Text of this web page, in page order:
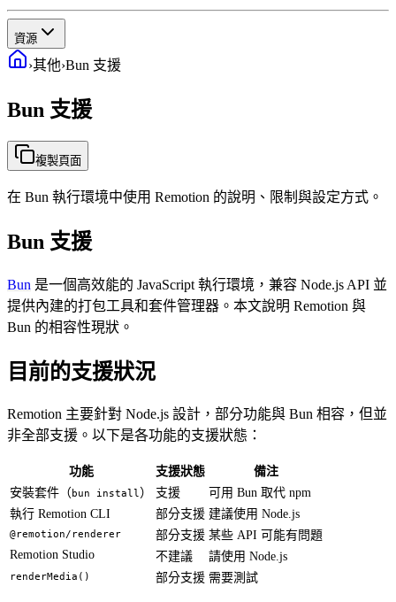
資源
›其他›Bun 支援
Bun 支援
複製頁面
在 Bun 執行環境中使用 Remotion 的說明、限制與設定方式。
Bun 支援
Bun 是一個高效能的 JavaScript 執行環境，兼容 Node.js API 並
提供內建的打包工具和套件管理器。本文說明 Remotion 與
Bun 的相容性現狀。
目前的支援狀況
Remotion 主要針對 Node.js 設計，部分功能與 Bun 相容，但並
非全部支援。以下是各功能的支援狀態：
功能 支援狀態
備注
安裝套件（ bun install） 支援
可用 Bun 取代 npm
執行 Remotion CLI
部分支援 建議使用 Node.js
@remotion/renderer 部分支援 某些 API 可能有問題
Remotion Studio
不建議 請使用 Node.js
renderMedia() 部分支援 需要測試